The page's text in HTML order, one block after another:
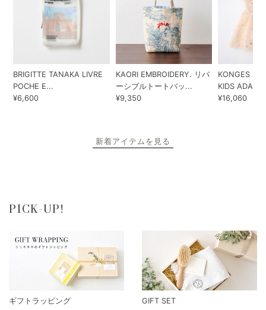
BRIGITTE TANAKA LIVRE
POCHE E...
¥6,600
KAORI EMBROIDERY. リバ
ーシブルトートバッ...
¥9,350
KONGES
KIDS ADA...
¥16,060
新着アイテムを見る
PICK-UP!
ギフトラッピング GIFT SET